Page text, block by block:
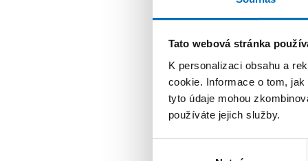
Tato webová stránka
K personalizaci obsahu a
cookie. Informace o tom,
tyto údaje mohou
používáte jejich služby.
Laboratoř
PROGRAM